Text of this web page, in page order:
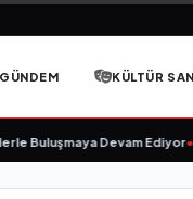
GÜNDEM KÜLTÜR
Buluşmaya Devam Ediyor•